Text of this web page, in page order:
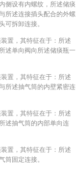
侧设有内螺纹，所述储痰
所述连接插头配合的外螺
可拆卸连接。
置，其特征在于：所述
述单向阀向所述储痰瓶一
置，其特征在于：所述
所述抽气筒的内壁紧密连
置，其特征在于：所述
述抽气筒的内部单向连
置，其特征在于：所述
筒固定连接。